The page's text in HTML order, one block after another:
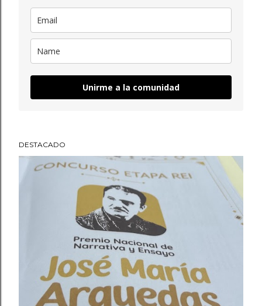
Unirme a la comunidad
DESTACADO